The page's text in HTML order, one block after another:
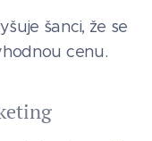
šanci, že se
cenu.